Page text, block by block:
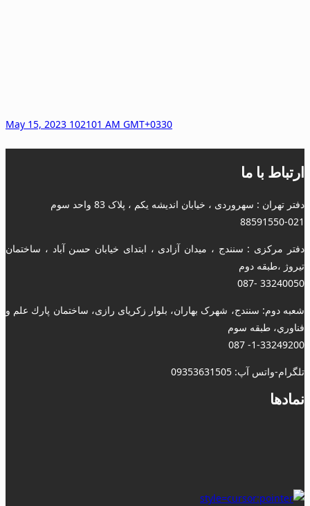
May 15, 2023 102101 AM GMT+0330
ارتباط با ما
دفتر تهران : سهروردی ، خیابان اندیشه یکم ، پلاک 83 واحد سوم
88591550-021
دفتر مرکزی : سنندج ، میدان آزادی ، ابتدای خیابان حسن آباد ، ساختمان
تیروژ ،طبقه دوم
33240050 -087
شعبه دوم: سنندج، شهرک بهاران، بلوار زکریای رازی، ساختمان پارك علم و
فناوري، طبقه سوم
1-33249200- 087
تلگرام-واتس آپ: 09353631505
نمادها